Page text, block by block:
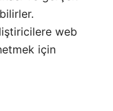
web
için